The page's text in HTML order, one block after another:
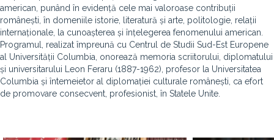
american, punând în evidență cele mai valoroase contribuții
românești, în domeniile istorie, literatură și arte, politologie, relații
internaționale, la cunoașterea și înțelegerea fenomenului american.
Programul, realizat împreună cu Centrul de Studii Sud-Est Europene
al Universității Columbia, onorează memoria scriitorului, diplomatului
și universitarului Leon Feraru (1887-1962), profesor la Universitatea
Columbia și întemeietor al diplomației culturale românești, ca efort
de promovare consecvent, profesionist, în Statele Unite.